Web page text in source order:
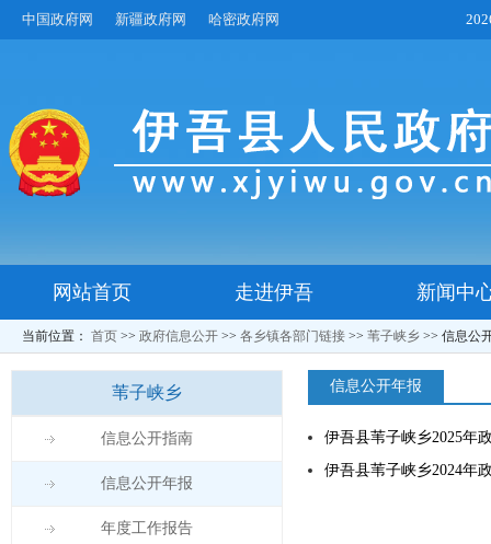
中国政府网 新疆政府网 哈密政府网
网站首页 走进伊吾 新闻中
当前位置： 首页 >> 政府信息公开 >> 各乡镇各部门链接 >> 苇子峡乡 >> 信息公
苇子峡乡
信息公开指南
信息公开年报
年度工作报告
信息公开年报
伊吾县苇子峡乡2025年
伊吾县苇子峡乡2024年